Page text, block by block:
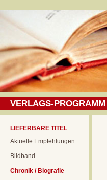
VERLAGS-PROGRAMM
LIEFERBARE TITEL
Aktuelle Empfehlungen
Bildband
Chronik / Biografie